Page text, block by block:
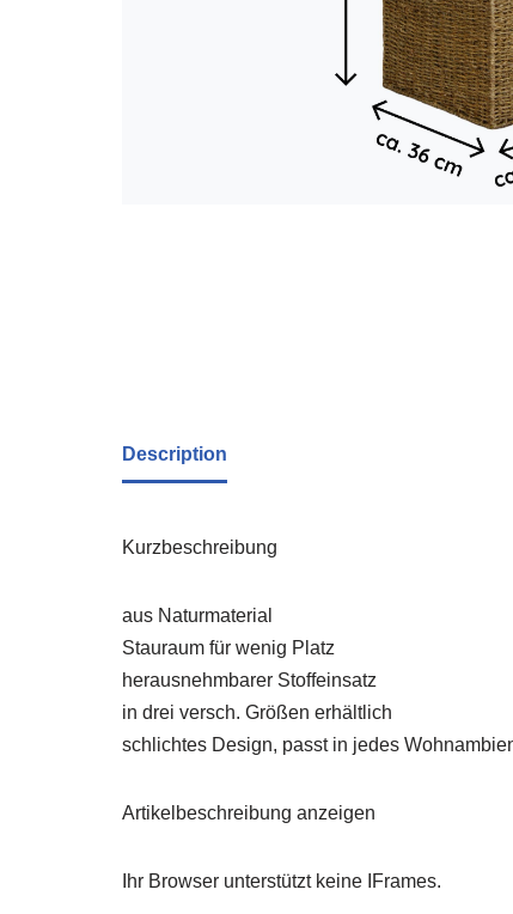
Description
Kurzbeschreibung
aus Naturmaterial
Stauraum für wenig Platz
herausnehmbarer Stoffeinsatz
in drei versch. Größen erhältlich
schlichtes Design, passt in jedes
Artikelbeschreibung anzeigen
Ihr Browser unterstützt keine IFrames.